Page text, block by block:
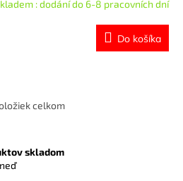
: dodání do 6-8 pracovních dní
Do košíka
O
á
celkom
skladom